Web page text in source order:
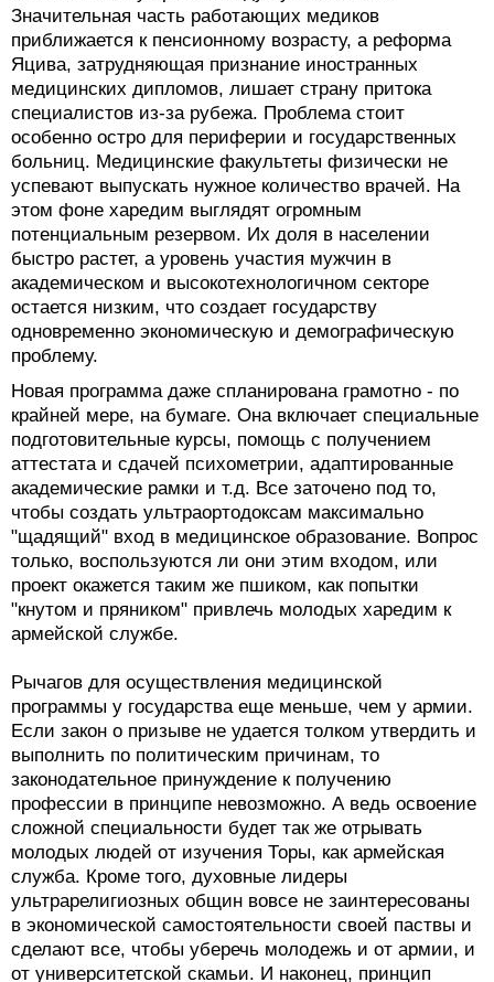
Значительная часть работающих медиков
приближается к пенсионному возрасту, а реформа
Яцива, затрудняющая признание иностранных
медицинских дипломов, лишает страну притока
специалистов из-за рубежа. Проблема стоит
особенно остро для периферии и государственных
больниц. Медицинские факультеты физически не
успевают выпускать нужное количество врачей. На
этом фоне харедим выглядят огромным
потенциальным резервом. Их доля в населении
быстро растет, а уровень участия мужчин в
академическом и высокотехнологичном секторе
остается низким, что создает государству
одновременно экономическую и демографическую
проблему.
Новая программа даже спланирована грамотно - по
крайней мере, на бумаге. Она включает специальные
подготовительные курсы, помощь с получением
аттестата и сдачей психометрии, адаптированные
академические рамки и т.д. Все заточено под то,
чтобы создать ультраортодоксам максимально
"щадящий" вход в медицинское образование. Вопрос
только, воспользуются ли они этим входом, или
проект окажется таким же пшиком, как попытки
"кнутом и пряником" привлечь молодых харедим к
армейской службе.
Рычагов для осуществления медицинской
программы у государства еще меньше, чем у армии.
Если закон о призыве не удается толком утвердить и
выполнить по политическим причинам, то
законодательное принуждение к получению
профессии в принципе невозможно. А ведь освоение
сложной специальности будет так же отрывать
молодых людей от изучения Торы, как армейская
служба. Кроме того, духовные лидеры
ультрарелигиозных общин вовсе не заинтересованы
в экономической самостоятельности своей паствы и
сделают все, чтобы уберечь молодежь и от армии, и
от университетской скамьи. И наконец, принцип